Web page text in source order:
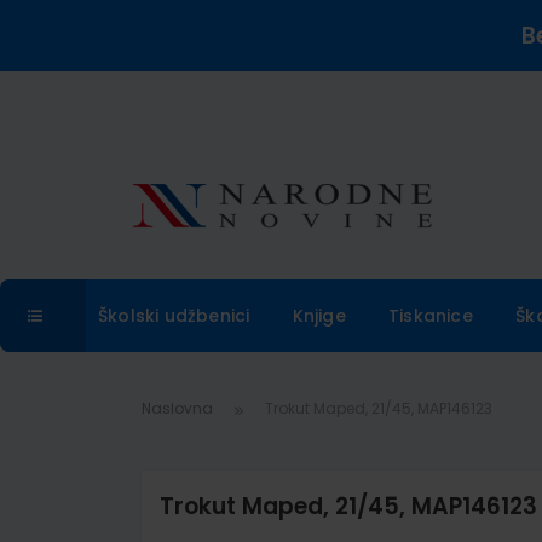
Školski udžbenici Knjige Tiskanice
Naslovna
Trokut Maped, 21/45, MAP146123